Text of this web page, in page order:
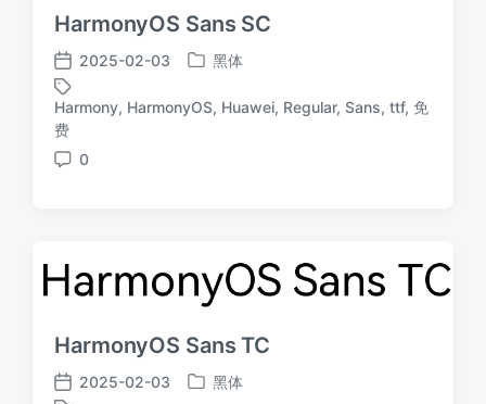
HarmonyOS Sans SC
发
布
日
期
2025-02-03
发
于
黑体
标
签
Harmony, HarmonyOS, Huawei, Regular, Sans, ttf, 免
费
评
0
HarmonyOS Sans TC
发
2025-02-03
发
黑体